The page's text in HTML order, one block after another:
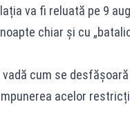
va fi reluată pe 9
chiar și cu
cum se
acelor